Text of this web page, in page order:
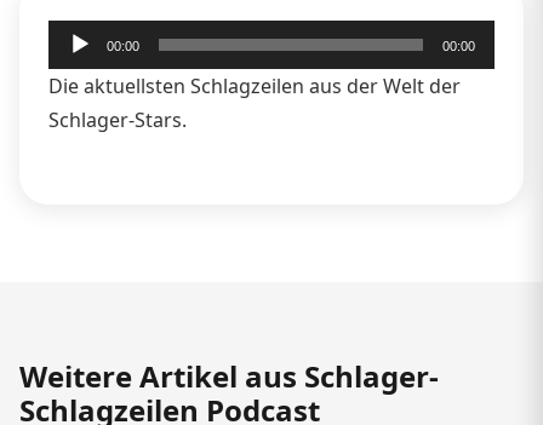
Audio-
Player
00:00 00:00
Die aktuellsten Schlagzeilen aus der Welt der
Schlager-Stars.
Weitere Artikel aus Schlager-
Schlagzeilen Podcast